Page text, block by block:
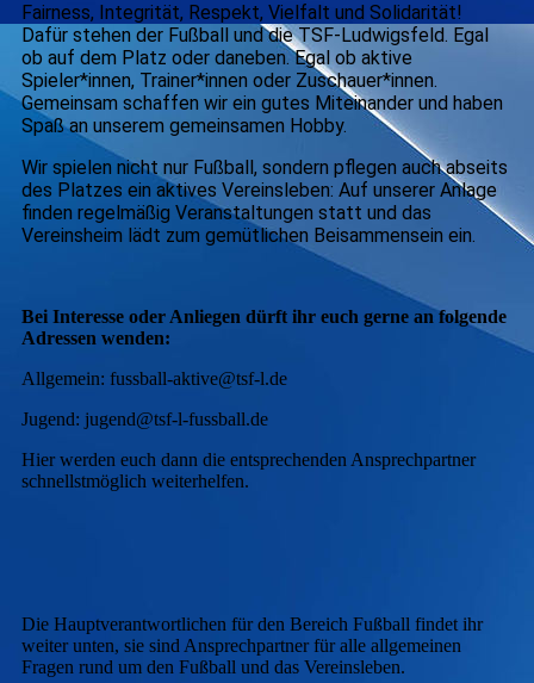
Fairness, Integrität, Respekt, Vielfalt und Solidarität!
Dafür stehen der Fußball und die TSF-Ludwigsfeld. Egal
ob auf dem Platz oder daneben. Egal ob aktive
Spieler*innen, Trainer*innen oder Zuschauer*innen.
Gemeinsam schaffen wir ein gutes Miteinander und haben
Spaß an unserem gemeinsamen Hobby.
Wir spielen nicht nur Fußball, sondern pflegen auch abseits
des Platzes ein aktives Vereinsleben: Auf unserer Anlage
finden regelmäßig Veranstaltungen statt und das
Vereinsheim lädt zum gemütlichen Beisammensein ein.
Bei Interesse oder Anliegen dürft ihr euch gerne an folgende
Adressen wenden:
Allgemein: fussball-aktive@tsf-l.de
Jugend: jugend@tsf-l-fussball.de
Hier werden euch dann die entsprechenden Ansprechpartner
schnellstmöglich weiterhelfen.
Die Hauptverantwortlichen für den Bereich Fußball findet ihr
weiter unten, sie sind Ansprechpartner für alle allgemeinen
Fragen rund um den Fußball und das Vereinsleben.